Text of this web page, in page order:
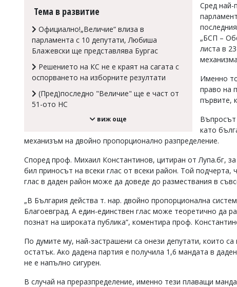
office@flagman.bg
Коментарите
въвеждат
читателите
обиден
сигнализирайте
Тема в развитие
Официално!„Величие“ влиза в
парламента с 10 депутати, Любиша
Блажевски ще представлява Бургас
Решението на КС не е краят на сагата с
оспорването на изборните резултати
(Пред)последно "Величие" ще е част от
51-ото НС
виж още
Сред най-
„БСП –
листа в
Именно
право на
първите,
Въпросът
като
механизъм на двойно пропорционално разпределение.
Според проф. Михаил Константинов, цитиран от Лупа.бг,
бил приносът на всеки глас от всеки район. Той
глас в даден район може да доведе до размествания в
„В България действа т. нар. двойно пропорционална
Благоевград. А един-единствен глас може теоретично да
познат на широката публика“, коментира проф.
По думите му, най-застрашени са онези депутати, които
остатък. Ако дадена партия е получила 1,6 мандата в
не е напълно сигурен.
В случай на преразпределение, именно тези плаващи